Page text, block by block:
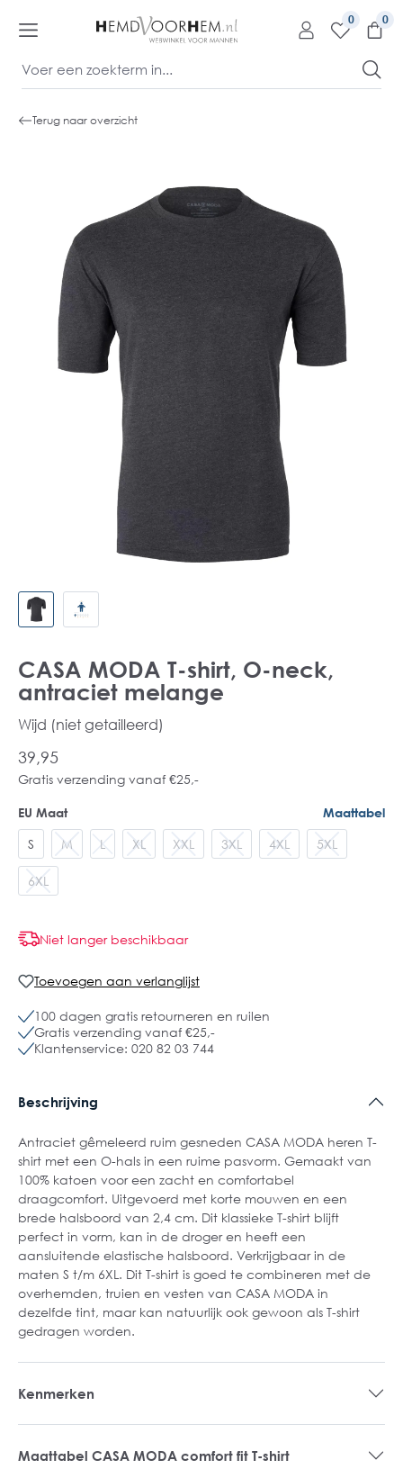
0
Terug naar overzicht
CASA MODA T-shirt, O-neck,
antraciet melange
Wijd (niet getailleerd)
39,95
Gratis verzending vanaf €25,-
EU Maat Maattabel
S M L XL XXL 3XL 4XL 5XL
6XL
Niet langer beschikbaar
Toevoegen aan verlanglijst
100 dagen gratis retourneren en ruilen
Gratis verzending vanaf €25,-
Klantenservice: 020 82 03 744
Beschrijving
Antraciet gêmeleerd ruim gesneden CASA MODA heren T-
shirt met een O-hals in een ruime pasvorm. Gemaakt van
100% katoen voor een zacht en comfortabel
draagcomfort. Uitgevoerd met korte mouwen en een
brede halsboord van 2,4 cm. Dit klassieke T-shirt blijft
perfect in vorm, kan in de droger en heeft een
aansluitende elastische halsboord. Verkrijgbaar in de
maten S t/m 6XL. Dit T-shirt is goed te combineren met de
overhemden, truien en vesten van CASA MODA in
dezelfde tint, maar kan natuurlijk ook gewoon als T-shirt
gedragen worden.
Kenmerken
Maattabel CASA MODA comfort fit T-shirt